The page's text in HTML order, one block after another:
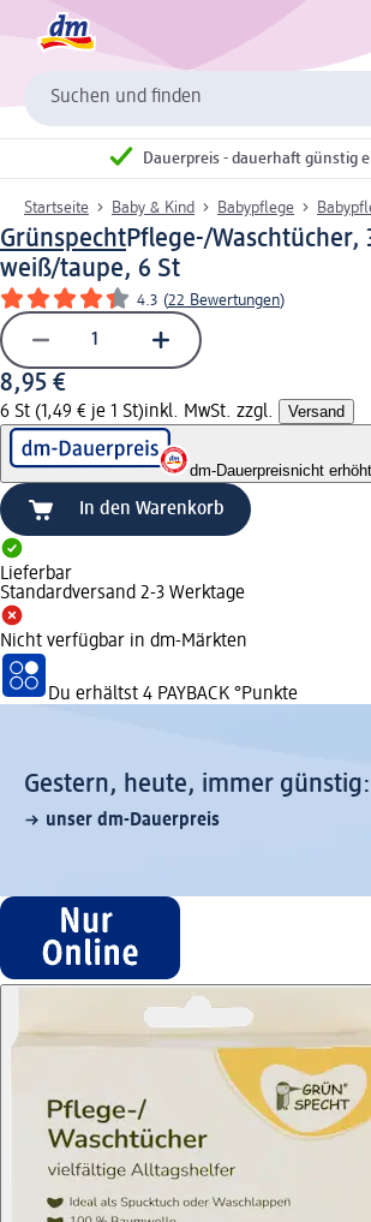
Suchen und finden
Dauerpreis - dauerhaft günstig
Startseite Baby & Kind Babypflege
GrünspechtPflege-/Waschtücher,
weiß/taupe, 6 St
4.3 (22 Bewertungen)
8,95 €
6 St (1,49 € je 1 St)inkl. MwSt. zzgl. Versand
dm-Dauerpreisnicht
In den Warenkorb
Lieferbar
Standardversand 2-3 Werktage
Nicht verfügbar in dm-Märkten
Du erhältst 4 PAYBACK °Punkte
Gestern, heute, immer günstig:
unser dm-Dauerpreis